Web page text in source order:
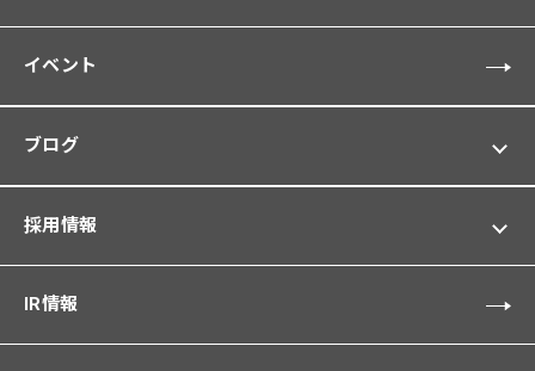
イベント
ブログ
採用情報
IR情報